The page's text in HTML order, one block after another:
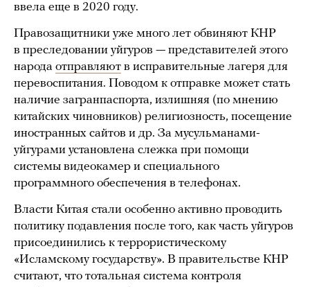
ввела еще в 2020 году.
Правозащитники уже много лет обвиняют КНР
в преследовании уйгуров — представителей этого
народа отправляют в исправительные лагеря для
перевоспитания. Поводом к отправке может стать
наличие загранпаспорта, излишняя (по мнению
китайских чиновников) религиозность, посещение
иностранных сайтов и др. За мусульманами-
уйгурами установлена слежка при помощи
системы видеокамер и специального
программного обеспечения в телефонах.
Власти Китая стали особенно активно проводить
политику подавления после того, как часть уйгуров
присоединились к террористическому
«Исламскому государству». В правительстве КНР
считают, что тотальная система контроля